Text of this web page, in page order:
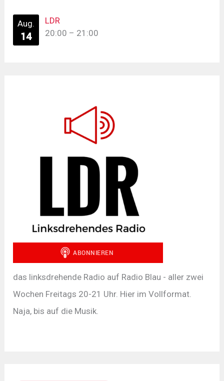
Aug.
14
LDR
20:00 – 21:00
das linksdrehende Radio auf Radio Blau - aller zwei
Wochen Freitags 20-21 Uhr. Hier im Vollformat.
Naja, bis auf die Musik.